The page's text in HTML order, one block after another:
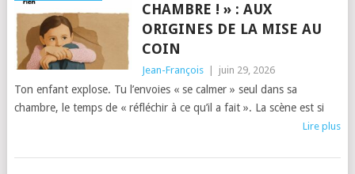
CHAMBRE ! » : AUX
ORIGINES DE LA MISE AU
COIN
Jean-François juin 29, 2026
Ton enfant explose. Tu l’envoies « se calmer » seul dans sa
chambre, le temps de « réfléchir à ce qu’il a fait ». La scène est si
Lire plus